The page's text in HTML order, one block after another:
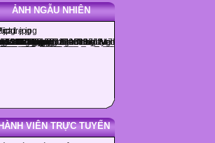
ẢNH NGẪU NHIÊN
VIÊN TRỰC TUYẾN